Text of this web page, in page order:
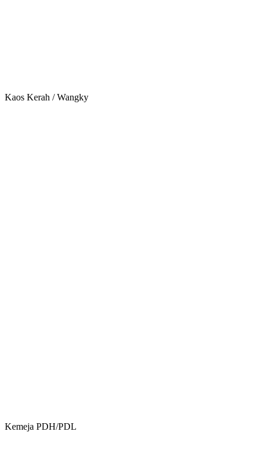
Kaos Kerah / Wangky
Kemeja PDH/PDL